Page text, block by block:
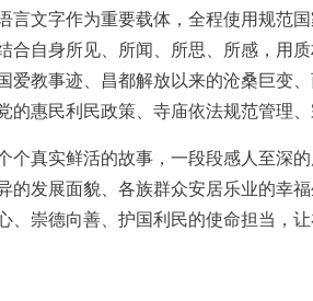
言文字作为重要载体，全程使用规范
合自身所见、所闻、所思、所感，用
爱教事迹、昌都解放以来的沧桑巨变
的惠民利民政策、寺庙依法规范管理
真实鲜活的故事，一段段感人至深的
的发展面貌、各族群众安居乐业的幸
、崇德向善、护国利民的使命担当，